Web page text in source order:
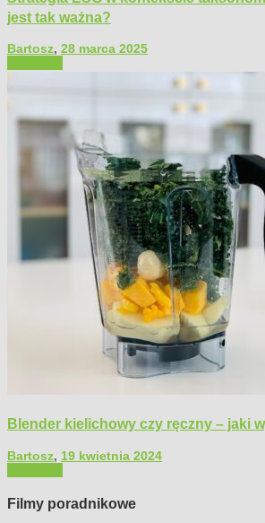
jest tak ważna?
Bartosz, 28 marca 2025
Blender kielichowy czy ręczny – jaki
Bartosz, 19 kwietnia 2024
Filmy poradnikowe